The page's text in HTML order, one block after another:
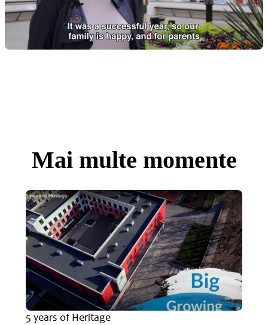
Mai multe momente
5 years of Heritage